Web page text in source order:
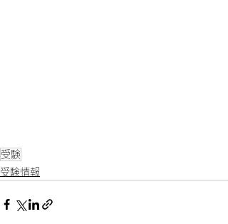
受験
受験情報